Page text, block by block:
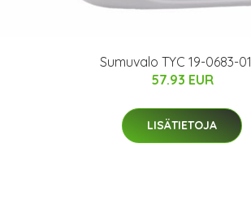
Sumuvalo TYC 19-0683-
57.93 EUR
LISÄTIETOJA